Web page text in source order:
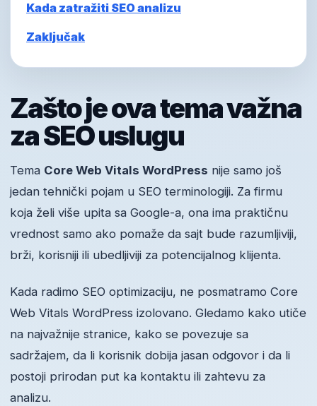
Kada zatražiti SEO analizu
Zaključak
Zašto je ova tema važna
za SEO uslugu
Tema Core Web Vitals WordPress nije samo još
jedan tehnički pojam u SEO terminologiji. Za firmu
koja želi više upita sa Google-a, ona ima praktičnu
vrednost samo ako pomaže da sajt bude razumljiviji,
brži, korisniji ili ubedljiviji za potencijalnog klijenta.
Kada radimo SEO optimizaciju, ne posmatramo Core
Web Vitals WordPress izolovano. Gledamo kako utiče
na najvažnije stranice, kako se povezuje sa
sadržajem, da li korisnik dobija jasan odgovor i da li
postoji prirodan put ka kontaktu ili zahtevu za
analizu.